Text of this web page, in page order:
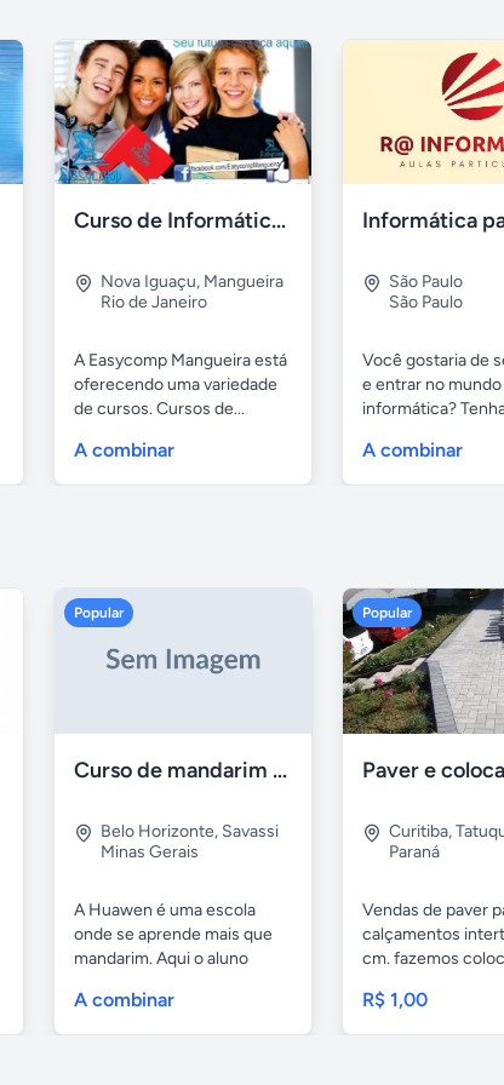
Curso de Informática em Nova Iguaçu
Nova Iguaçu, Mangueira
Rio de Janeiro
A Easycomp Mangueira está
oferecendo uma variedade
de cursos. Cursos de...
A combinar
São Paulo
São Paulo
Você gostaria de
e entrar no mundo
informática?
A combinar
Popular
Curso de mandarim em belo horizonte
Belo Horizonte, Savassi
Minas Gerais
A Huawen é uma escola
onde se aprende mais que
mandarim. Aqui o aluno
A combinar
Popular
Curitiba,
Paraná
Vendas de paver
calçamentos
cm. fazemos
R$ 1,00